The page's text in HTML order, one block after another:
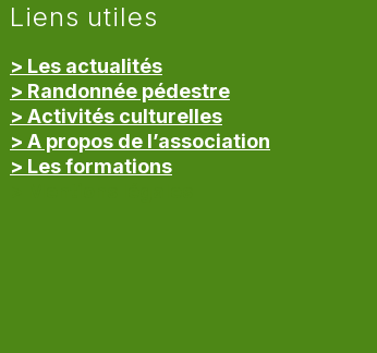
Liens utiles
> Les actualités
> Randonnée pédestre
> Activités culturelles
> A propos de l’association
> Les formations